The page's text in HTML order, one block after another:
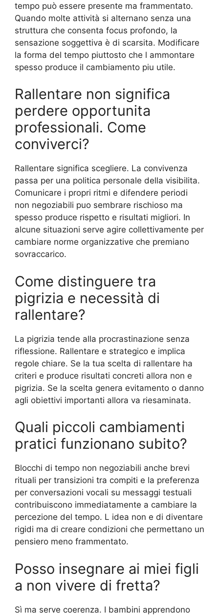
tempo può essere presente ma frammentato.
Quando molte attività si alternano senza una
struttura che consenta focus profondo, la
sensazione soggettiva è di scarsita. Modificare
la forma del tempo piuttosto che l ammontare
spesso produce il cambiamento piu utile.
Rallentare non significa
perdere opportunita
professionali. Come
conviverci?
Rallentare significa scegliere. La convivenza
passa per una politica personale della visibilita.
Comunicare i propri ritmi e difendere periodi
non negoziabili puo sembrare rischioso ma
spesso produce rispetto e risultati migliori. In
alcune situazioni serve agire collettivamente per
cambiare norme organizzative che premiano
sovraccarico.
Come distinguere tra
pigrizia e necessità di
rallentare?
La pigrizia tende alla procrastinazione senza
riflessione. Rallentare e strategico e implica
regole chiare. Se la tua scelta di rallentare ha
criteri e produce risultati concreti allora non e
pigrizia. Se la scelta genera evitamento o danno
agli obiettivi importanti allora va riesaminata.
Quali piccoli cambiamenti
pratici funzionano subito?
Blocchi di tempo non negoziabili anche brevi
rituali per transizioni tra compiti e la preferenza
per conversazioni vocali su messaggi testuali
contribuiscono immediatamente a cambiare la
percezione del tempo. L idea non e di diventare
rigidi ma di creare condizioni che permettano un
pensiero meno frammentato.
Posso insegnare ai miei figli
a non vivere di fretta?
Sì ma serve coerenza. I bambini apprendono